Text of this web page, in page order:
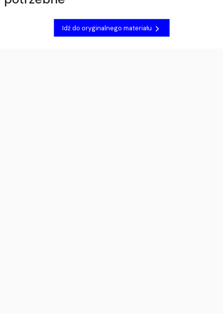
Idź do oryginalnego materiału